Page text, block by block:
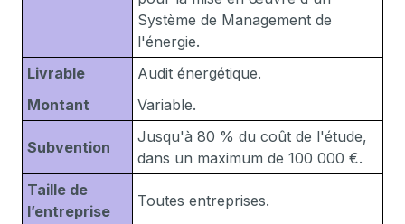
Système de Management de
l'énergie.
Livrable
Audit énergétique.
Montant
Variable.
Subvention
Jusqu'à 80 % du coût de l'étude,
dans un maximum de 100 000 €.
Taille de
l’entreprise
Toutes entreprises.